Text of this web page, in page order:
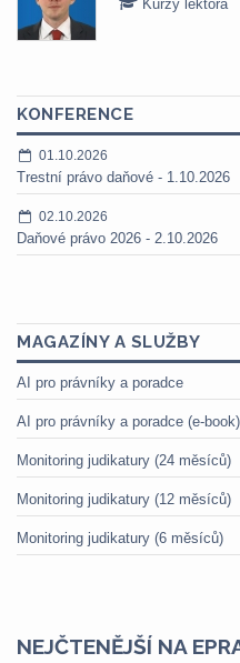
Kurzy lektora
KONFERENCE
01.10.2026
Trestní právo daňové - 1.10.2026
02.10.2026
Daňové právo 2026 - 2.10.2026
MAGAZÍNY A SLUŽBY
AI pro právníky a poradce
AI pro právníky a poradce (e-book)
Monitoring judikatury (24 měsíců)
Monitoring judikatury (12 měsíců)
Monitoring judikatury (6 měsíců)
NEJČTENĚJŠÍ NA